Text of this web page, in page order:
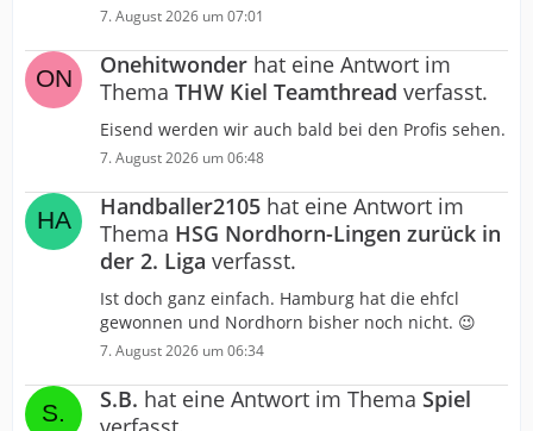
7. August 2026 um 07:01
Onehitwonder hat eine Antwort im
Thema THW Kiel Teamthread verfasst.
Eisend werden wir auch bald bei den Profis sehen.
7. August 2026 um 06:48
Handballer2105 hat eine Antwort im
Thema HSG Nordhorn-Lingen zurück in
der 2. Liga verfasst.
Ist doch ganz einfach. Hamburg hat die ehfcl
gewonnen und Nordhorn bisher noch nicht. 😉
7. August 2026 um 06:34
S.B. hat eine Antwort im Thema Spiel